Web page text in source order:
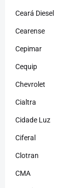
Ceará Diesel
Cearense
Cepimar
Cequip
Chevrolet
Cialtra
Cidade Luz
Ciferal
Clotran
CMA